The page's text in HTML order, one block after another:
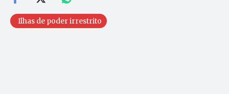
Ilhas de poder irrestrito